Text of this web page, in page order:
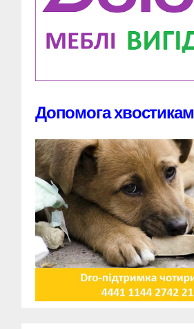
Допомога хвостикам